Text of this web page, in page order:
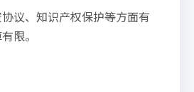
议、知识产权保护等方面有
限。